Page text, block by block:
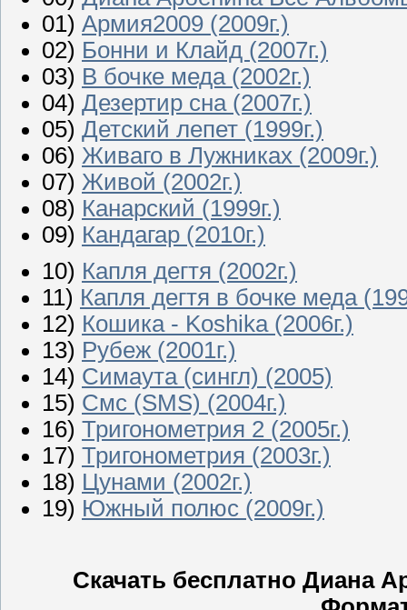
01) Армия2009 (2009г.)
02) Бонни и Клайд (2007г.)
03) В бочке меда (2002г.)
04) Дезертир сна (2007г.)
05) Детский лепет (1999г.)
06) Живаго в Лужниках (2009г.)
07) Живой (2002г.)
08) Канарский (1999г.)
09) Кандагар (2010г.)
10) Капля дегтя (2002г.)
11) Капля дегтя в бочке меда
12) Кошика - Koshika (2006г.)
13) Рубеж (2001г.)
14) Симаута (сингл) (2005)
15) Смс (SMS) (2004г.)
16) Тригонометрия 2 (2005г.)
17) Тригонометрия (2003г.)
18) Цунами (2002г.)
19) Южный полюс (2009г.)
Скачать бесплатно Диана